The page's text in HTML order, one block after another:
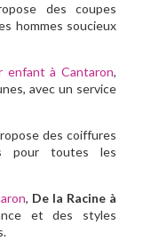
des coupes
hommes soucieux
enfant à Cantaron,
avec un service
des coiffures
pour toutes les
, De la Racine à
et des styles